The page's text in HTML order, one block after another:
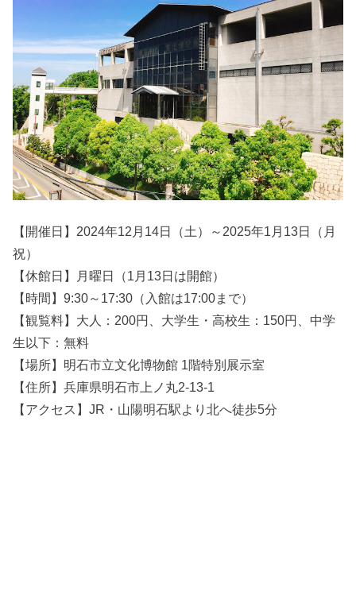
【開催日】2024年12月14日（土）～2025年1月13日（月
祝）
【休館日】月曜日（1月13日は開館）
【時間】9:30～17:30（入館は17:00まで）
【観覧料】大人：200円、大学生・高校生：150円、中学
生以下：無料
【場所】明石市立文化博物館 1階特別展示室
【住所】兵庫県明石市上ノ丸2-13-1
【アクセス】JR・山陽明石駅より北へ徒歩5分